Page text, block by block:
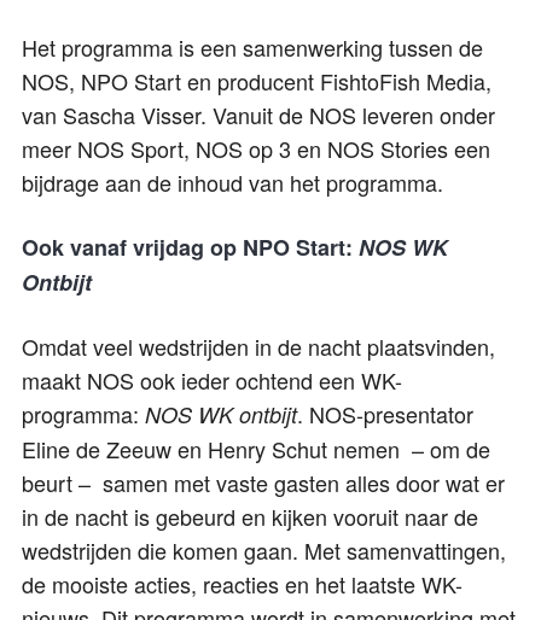
Het programma is een samenwerking tussen de
NOS, NPO Start en producent FishtoFish Media,
van Sascha Visser. Vanuit de NOS leveren onder
meer NOS Sport, NOS op 3 en NOS Stories een
bijdrage aan de inhoud van het programma.
Ook vanaf vrijdag op NPO Start: NOS WK
Ontbijt
Omdat veel wedstrijden in de nacht plaatsvinden,
maakt NOS ook ieder ochtend een WK-
programma: NOS WK ontbijt. NOS-presentator
Eline de Zeeuw en Henry Schut nemen – om de
beurt – samen met vaste gasten alles door wat er
in de nacht is gebeurd en kijken vooruit naar de
wedstrijden die komen gaan. Met samenvattingen,
de mooiste acties, reacties en het laatste WK-